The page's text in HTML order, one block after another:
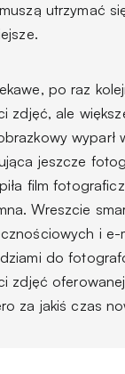
utrzymać
po raz
zdjęć, ale
jeszcze
film
Wreszcie
i e-
do
zdjęć
za jakiś czas